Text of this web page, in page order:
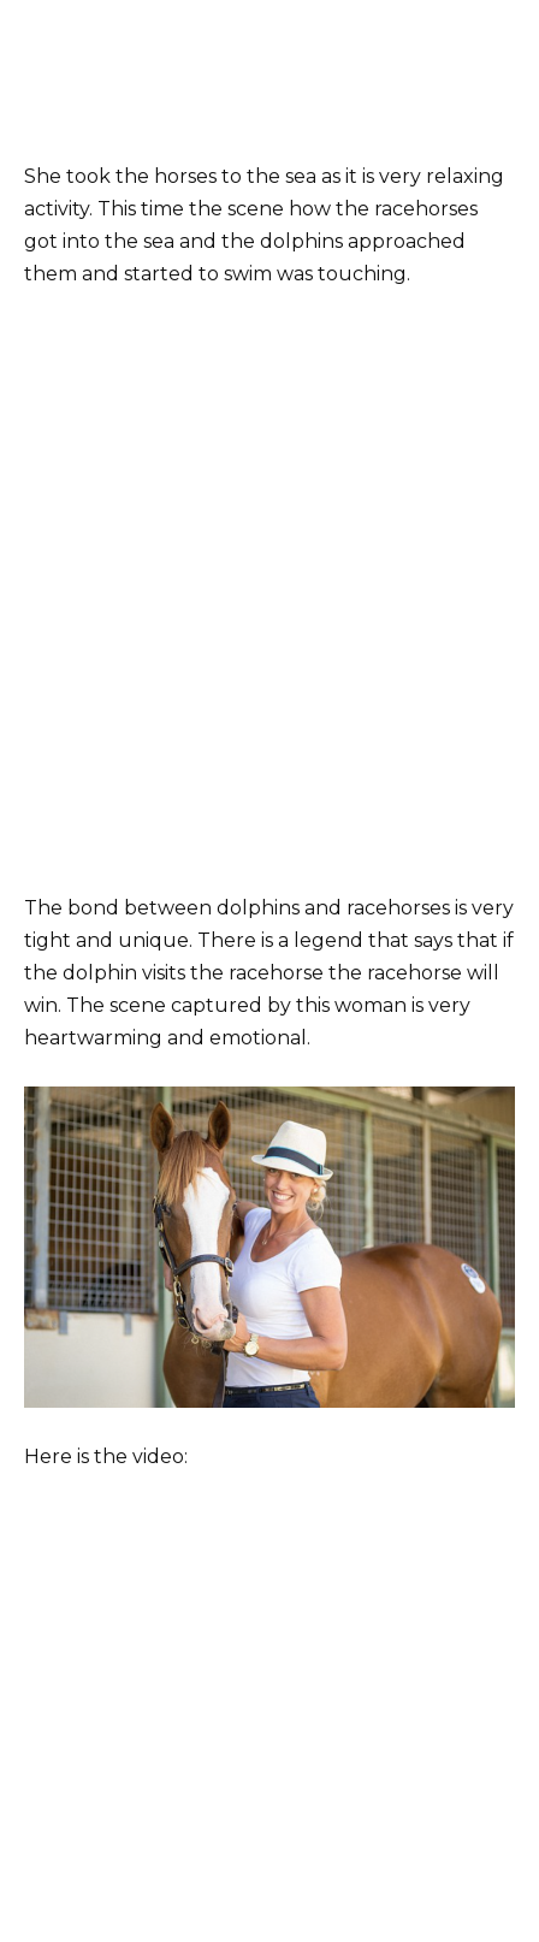
She took the horses to the sea as it is very relaxing
activity. This time the scene how the racehorses
got into the sea and the dolphins approached
them and started to swim was touching.
The bond between dolphins and racehorses is very
tight and unique. There is a legend that says that if
the dolphin visits the racehorse the racehorse will
win. The scene captured by this woman is very
heartwarming and emotional.
Here is the video: